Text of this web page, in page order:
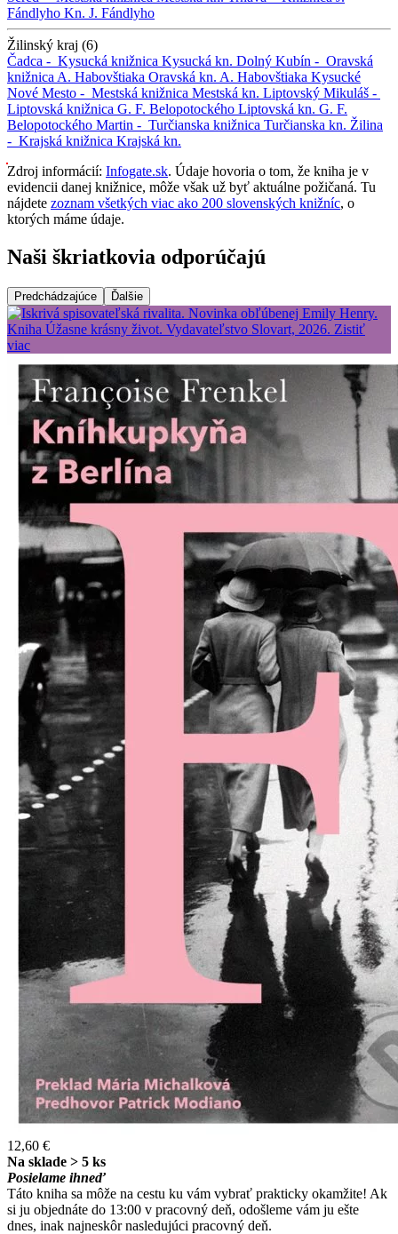
Fándlyho Kn. J. Fándlyho
Žilinský kraj (6)
Čadca - Kysucká knižnica Kysucká kn. Dolný Kubín - Oravská
knižnica A. Habovštiaka Oravská kn. A. Habovštiaka Kysucké
Nové Mesto - Mestská knižnica Mestská kn. Liptovský Mikuláš -
Liptovská knižnica G. F. Belopotockého Liptovská kn. G. F.
Belopotockého Martin - Turčianska knižnica Turčianska kn. Žilina
- Krajská knižnica Krajská kn.
Zdroj informácií: Infogate.sk. Údaje hovoria o tom, že kniha je v
evidencii danej knižnice, môže však už byť aktuálne požičaná. Tu
nájdete zoznam všetkých viac ako 200 slovenských knižníc, o
ktorých máme údaje.
Naši škriatkovia odporúčajú
Predchádzajúce Ďalšie
12,60 €
Na sklade > 5 ks
Posielame ihneď
Táto kniha sa môže na cestu ku vám vybrať prakticky okamžite! Ak
si ju objednáte do 13:00 v pracovný deň, odošleme vám ju ešte
dnes, inak najneskôr nasledujúci pracovný deň.